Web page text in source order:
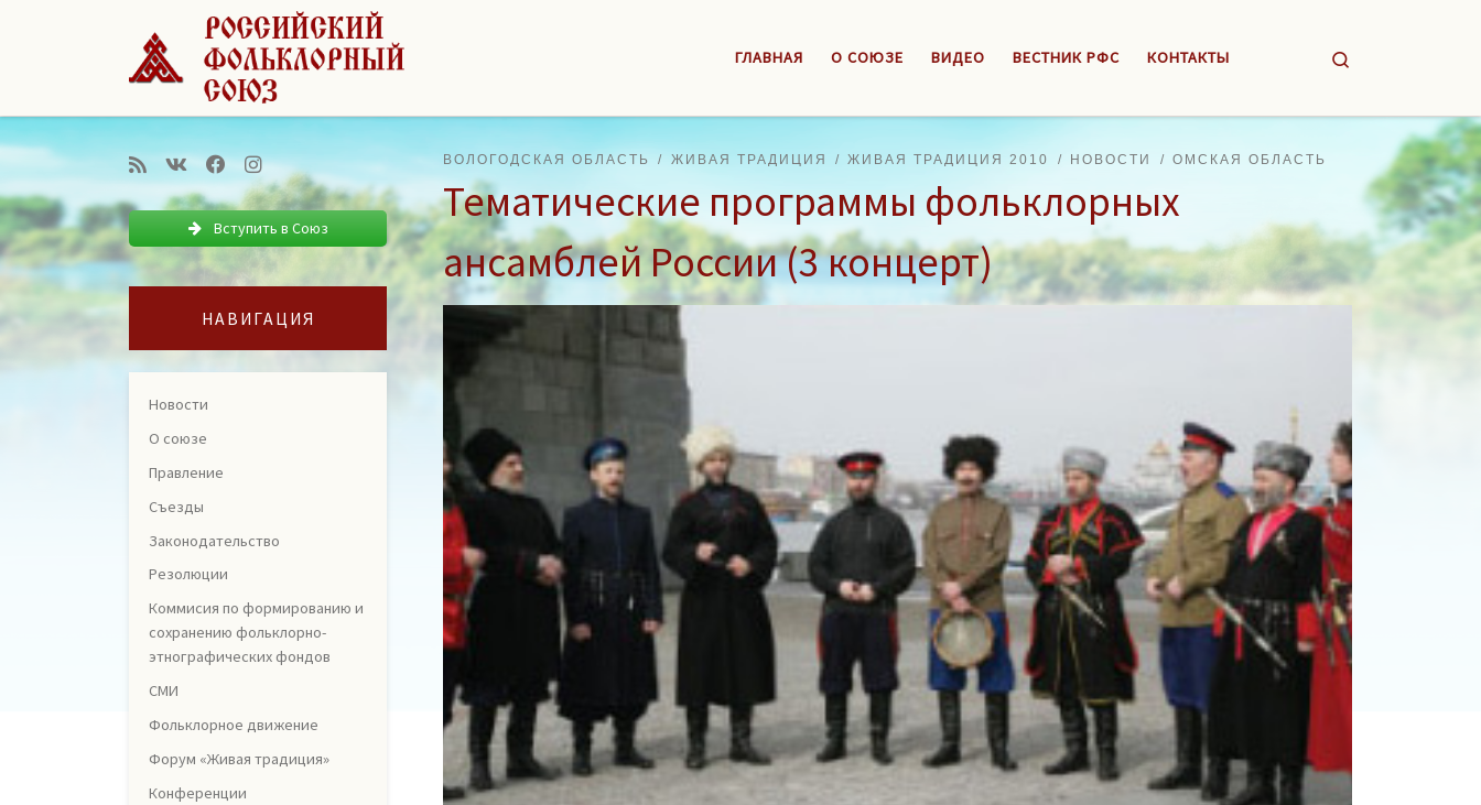
Перейти к содержимому
ГЛАВНАЯ О СОЮЗЕ ВИДЕО ВЕСТНИК РФС КОНТАКТЫ
ВОЛОГОДСКАЯ ОБЛАСТЬ ЖИВАЯ ТРАДИЦИЯ ЖИВАЯ ТРАДИЦИЯ 2010 НОВОСТИ ОМСКАЯ ОБЛАСТЬ
Тематические программы фольклорных
ансамблей России (3 концерт)
Вступить в Союз
НАВИГАЦИЯ
Новости
О союзе
Правление
Съезды
Законодательство
Резолюции
Коммисия по формированию и
сохранению фольклорно-
этнографических фондов
СМИ
Фольклорное движение
Форум «Живая традиция»
Конференции